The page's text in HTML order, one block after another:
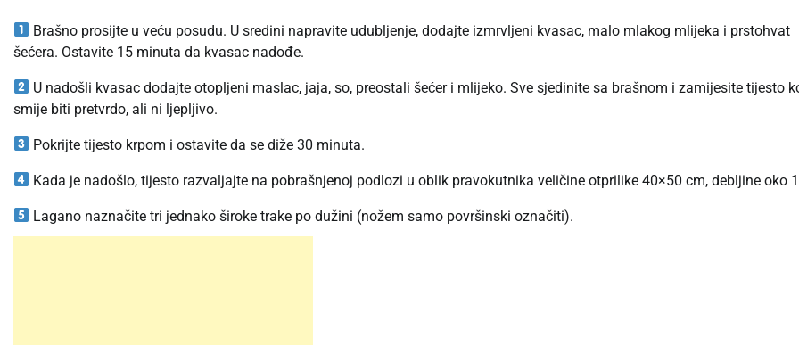
Brašno prosijte u veću posudu. U sredini napravite udubljenje, dodajte izmrvljeni kvasac, malo mlakog mlijeka i prstohvat
šećera. Ostavite 15 minuta da kvasac nadođe.
U nadošli kvasac dodajte otopljeni maslac, jaja, so, preostali šećer i mlijeko. Sve sjedinite sa brašnom i zamijesite tijesto
smije biti pretvrdo, ali ni ljepljivo.
Pokrijte tijesto krpom i ostavite da se diže 30 minuta.
Kada je nadošlo, tijesto razvaljajte na pobrašnjenoj podlozi u oblik pravokutnika veličine otprilike 40×50 cm, debljine oko
Lagano naznačite tri jednako široke trake po dužini (nožem samo površinski označiti).